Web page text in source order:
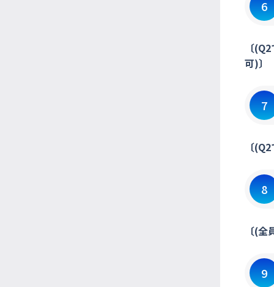
6
〔
可)〕
7
〔
8
〔(
9